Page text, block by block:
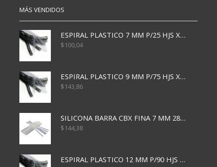
MÁS VENDIDOS
ESPIRAL PLASTICO 7 MM P/25 HJS X50x3000
$100,04
ESPIRAL PLASTICO 9 MM P/75 HJS X50X2400
$143,86
SILICONA BARRA CBX FINA 7 MM 28 CM
$144,38
ESPIRAL PLASTICO 12 MM P/90 HJS X50X1500